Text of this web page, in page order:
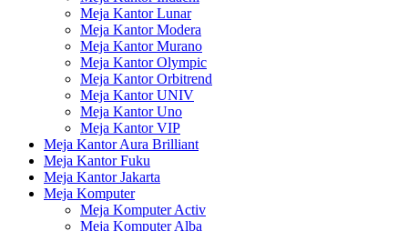
Meja Kantor Lunar
Meja Kantor Modera
Meja Kantor Murano
Meja Kantor Olympic
Meja Kantor Orbitrend
Meja Kantor UNIV
Meja Kantor Uno
Meja Kantor VIP
Meja Kantor Aura Brilliant
Meja Kantor Fuku
Meja Kantor Jakarta
Meja Komputer
Meja Komputer Activ
Meja Komputer Alba